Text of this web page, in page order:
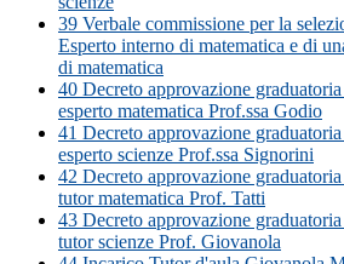
39 Verbale commissione per la
Esperto interno di matematica e di
di matematica
40 Decreto approvazione
esperto matematica Prof.ssa Godio
41 Decreto approvazione
esperto scienze Prof.ssa Signorini
42 Decreto approvazione
tutor matematica Prof. Tatti
43 Decreto approvazione
tutor scienze Prof. Giovanola